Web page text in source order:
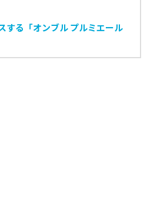
する「オンブル プルミエール